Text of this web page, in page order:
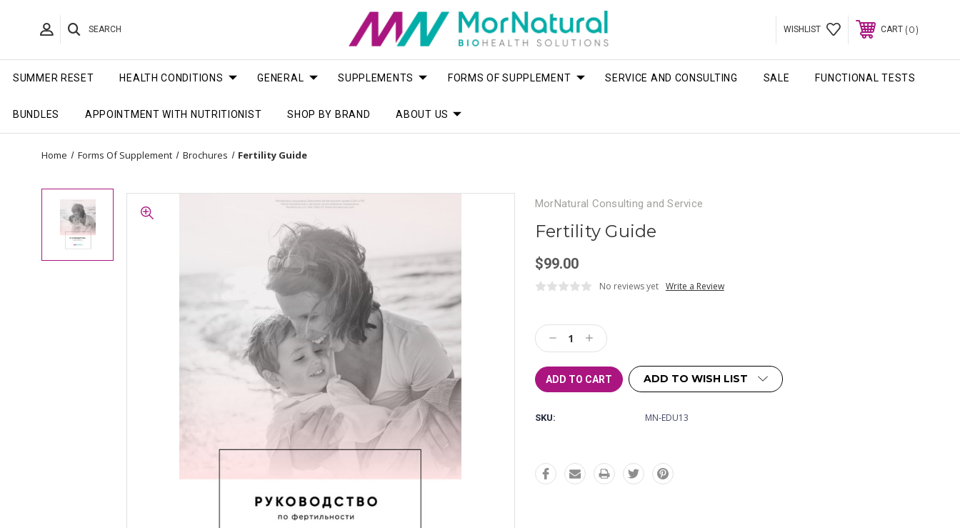
SEARCH WISHLIST CART 0
SUMMER RESET HEALTH CONDITIONS GENERAL SUPPLEMENTS FORMS OF SUPPLEMENT SERVICE AND CONSULTING SALE FUNCTIONAL TESTS
BUNDLES APPOINTMENT WITH NUTRITIONIST SHOP BY BRAND ABOUT US
Home Forms Of Supplement Brochures Fertility Guide
MorNatural Consulting and Service
Fertility Guide
$99.00
No reviews yet Write a Review
Stock:
Decrease
Quantity:
Increase
Quantity:
ADD TO WISH LIST
SKU: MN-EDU13